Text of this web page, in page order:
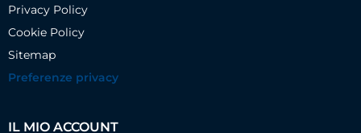
Privacy Policy
Cookie Policy
Sitemap
Preferenze privacy
IL MIO ACCOUNT